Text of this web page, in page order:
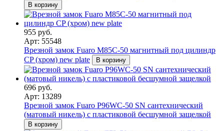
В корзину
955 руб.
Арт: 55548
Врезной замок Fuaro M85C-50 магнитный под цилиндр
CP (хром) new plate
В корзину
696 руб.
Арт: 13289
Врезной замок Fuaro P96WC-50 SN сантехнический
(матовый никель) с пластиковой бесшумной защелкой
В корзину